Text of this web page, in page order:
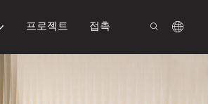
프로젝트 접촉